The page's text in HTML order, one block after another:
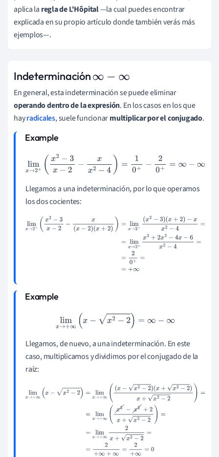
aplica la regla de L'Hôpital—la cual puedes encontrar
explicada en su propio artículo donde también verás más
ejemplos—.
Indeterminación∞− ∞
En general, esta indeterminación se puede eliminar
operando dentro de la expresión. En los casos en los que
hayradicales, suele funcionarmultiplicar por el conjugado.
lim x→ 2+ −2 x2 −4) 10 += −∞
Llegamos a una indeterminación, por lo que operamos
los dos cocientes:
limx→2 +( x2−3x−2−x(x− 2) (x+2))= limx→2+(x2−3)
+ == x → 3 + 6x2−4== 20+==+∞
lim x→ +∞(x− x2− 2)= ∞− ∞
Llegamos, de nuevo, a una indeterminación. En este
caso, multiplicamos y dividimos por el conjugado de la
raíz:
limx→+∞ (x x2− 2) =limx→+∞((x−x2−2)
∞( − +2x+ x 2− == +∞
x2−2==2 + ∞+∞=2+∞=0